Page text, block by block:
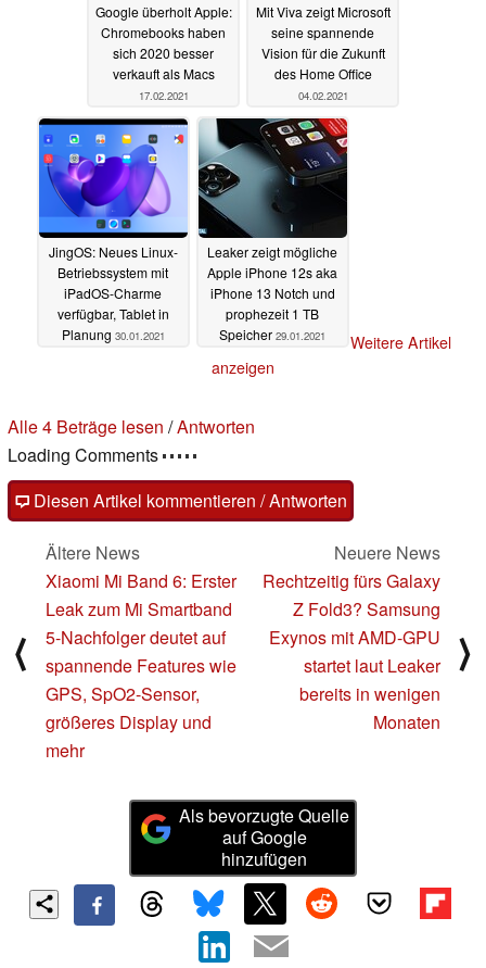
Google überholt Apple:
Chromebooks haben
sich 2020 besser
verkauft als Macs
17.02.2021
Mit Viva zeigt Microsoft
seine spannende
Vision für die Zukunft
des Home Office
04.02.2021
JingOS: Neues Linux-
Betriebssystem mit
iPadOS-Charme
verfügbar, Tablet in
Planung 30.01.2021
Leaker zeigt mögliche
Apple iPhone 12s aka
iPhone 13 Notch und
prophezeit 1 TB
Speicher 29.01.2021
Weitere Artikel
anzeigen
Alle 4 Beträge lesen /Antworten
Loading Comments
Diesen Artikel kommentieren / Antworten
⟨
Ältere News
Xiaomi Mi Band 6: Erster
Leak zum Mi Smartband
5-Nachfolger deutet auf
spannende Features wie
GPS, SpO2-Sensor,
größeres Display und
mehr
Neuere News
Rechtzeitig fürs Galaxy
Z Fold3? Samsung
Exynos mit AMD-GPU
startet laut Leaker
bereits in wenigen
Monaten
⟩
Als bevorzugte Quelle
auf Google
hinzufügen